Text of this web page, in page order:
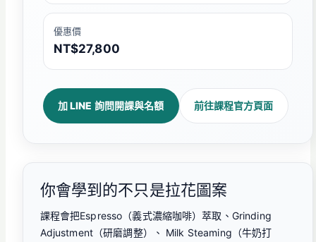
優惠價
NT$27,800
加 LINE 詢問開課與名額 前往課程官方頁面
你會學到的不只是拉花圖案
課程會把Espresso（義式濃縮咖啡）萃取、Grinding
Adjustment（研磨調整）、 Milk Steaming（牛奶打